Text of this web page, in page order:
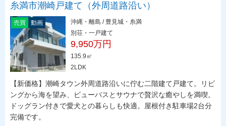
糸満市潮崎戸建て（外周道路沿い）
売買 動画
沖縄・離島 / 豊見城・糸満
別荘・一戸建て
9,950万円
135.9㎡
2LDK
【新価格】潮崎タウン外周道路沿いに佇む二階建て戸建て。リビ
ングから海を望み、ビューバスとサウナで贅沢な癒やしを満喫。
ドッグラン付きで愛犬との暮らしも快適。屋根付き駐車場2台分
完備です。